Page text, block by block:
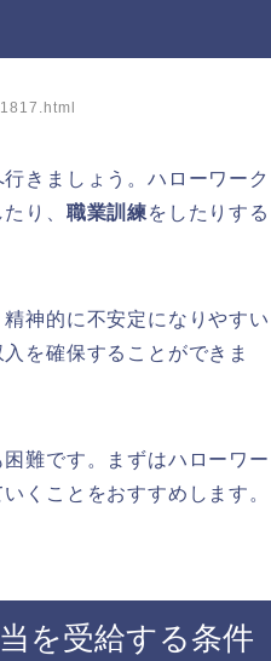
きましょう。ハローワーク
り、 職業訓練をしたりする
神的に不安定になりやすい
を確保することができま
難です。まずはハローワー
くことをおすすめします。
を受給する条件